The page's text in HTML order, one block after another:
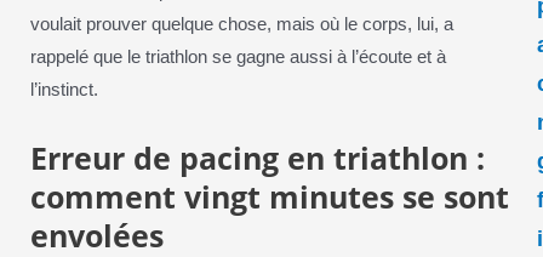
voulait prouver quelque chose, mais où le corps, lui, a
rappelé que le triathlon se gagne aussi à l’écoute et à
l’instinct.
Erreur de pacing en triathlon :
comment vingt minutes se sont
envolées